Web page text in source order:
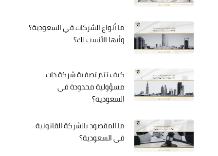
ما أنواع الشركات في السعودية؟
وأيها الأنسب لك؟
كيف تتم تصفية شركة ذات
مسؤولية محدودة في
السعودية؟
ما المقصود بالشركة القانونية
في السعودية؟